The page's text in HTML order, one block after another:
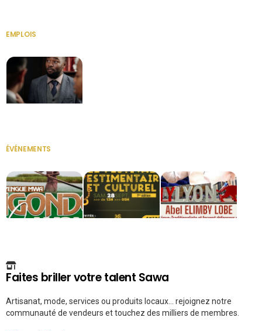
EMPLOIS
ÉVÉNEMENTS
Faites briller votre talent Sawa
Artisanat, mode, services ou produits locaux... rejoignez notre
communauté de vendeurs et touchez des milliers de membres.